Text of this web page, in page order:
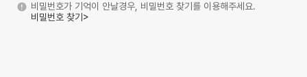
비밀번호가 기억이 안날경우, 비밀번호 찾기를 이용해주세요.
비밀번호 찾기>